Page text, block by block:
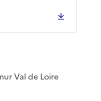
Val de Loire